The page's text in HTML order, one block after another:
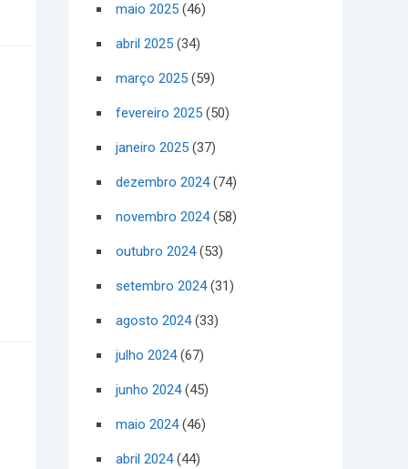
maio 2025 (46)
abril 2025 (34)
março 2025 (59)
fevereiro 2025 (50)
janeiro 2025 (37)
dezembro 2024(74)
novembro 2024(58)
outubro 2024(53)
setembro 2024(31)
agosto 2024(33)
julho 2024(67)
junho 2024(45)
maio 2024(46)
abril 2024(44)